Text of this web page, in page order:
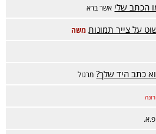
הכתב שלי אשר ברא
על צייר תמונות משה
כתב היד שלך? מרגול
פ.א.